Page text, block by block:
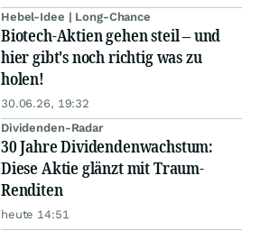
Hebel-Idee | Long-Chance
Biotech-Aktien gehen steil – und
hier gibt's noch richtig was zu
holen!
30.06.26, 19:32
Dividenden-Radar
30 Jahre Dividendenwachstum:
Diese Aktie glänzt mit Traum-
Renditen
heute 14:51